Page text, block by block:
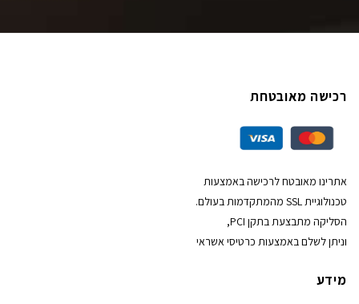
רכישה מאובטחת
אתרינו מאובטח לרכישה באמצעות
טכנולוגיית SSL מהמתקדמות בעולם.
הסליקה מתבצעת בתקן PCI,
וניתן לשלם באמצעות כרטיסי אשראי
מידע